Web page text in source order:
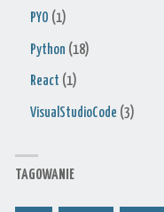
PYO (1)
Python (18)
React (1)
VisualStudioCode (3)
TAGOWANIE